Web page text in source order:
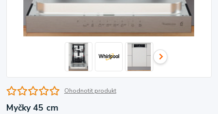
Ohodnotit produkt
Myčky 45 cm